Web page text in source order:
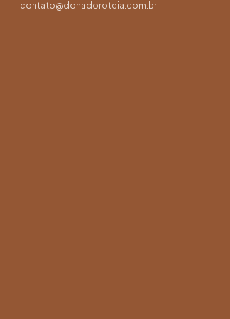
contato@donadoroteia.com.br